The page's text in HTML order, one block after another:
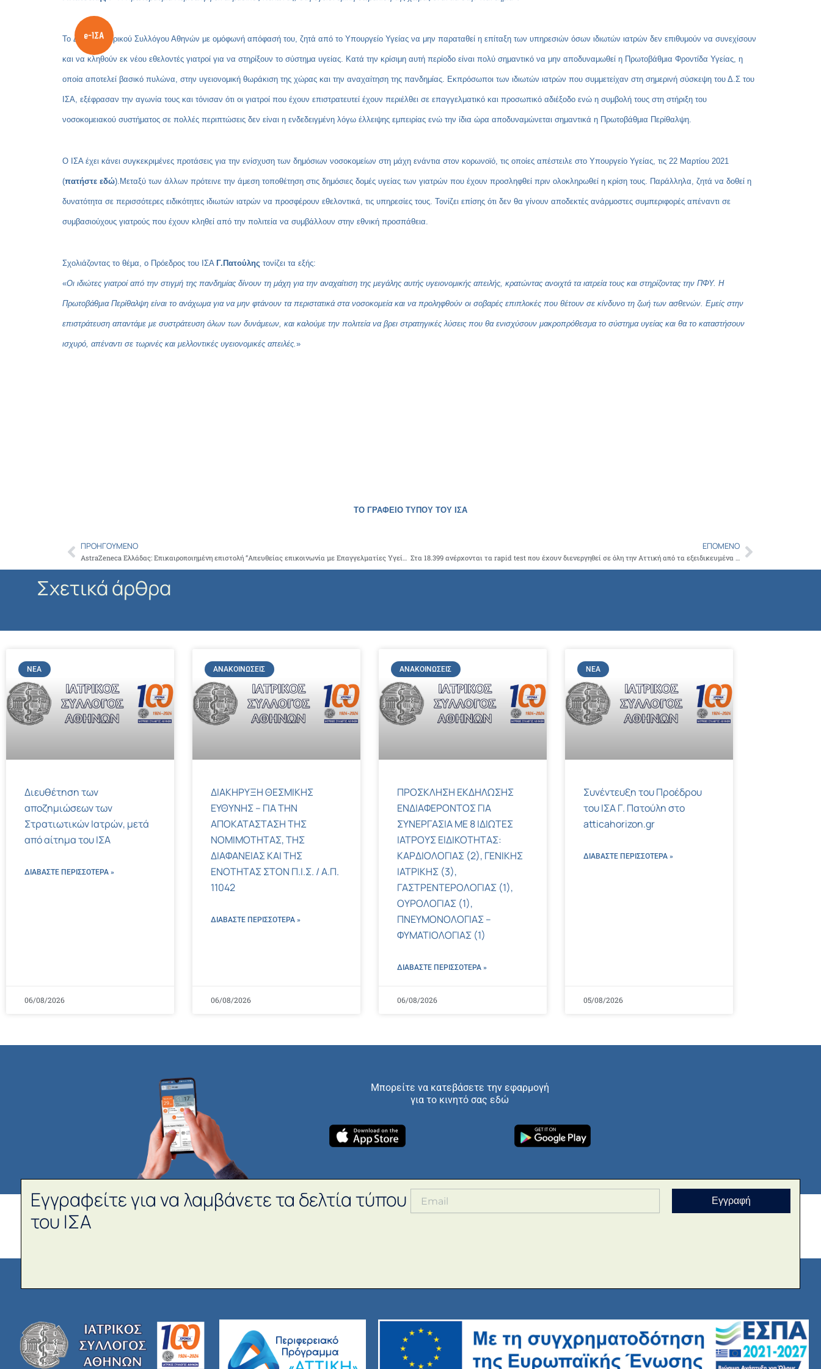
To Δ.Σ του Ιατρικού Συλλόγου Αθηνών με ομόφωνή απόφασή του, ζητά από το Υπουργείο Υγείας να μην παραταθεί η επίταξη των υπηρεσιών όσων ιδιωτών ιατρών δεν επιθυμούν να συνεχίσουν
και να κληθούν εκ νέου εθελοντές γιατροί για να στηρίξουν το σύστημα υγείας. Κατά την κρίσιμη αυτή περίοδο είναι πολύ σημαντικό να μην αποδυναμωθεί η Πρωτοβάθμια Φροντίδα Υγείας, η
οποία αποτελεί βασικό πυλώνα, στην υγειονομική θωράκιση της χώρας και την αναχαίτηση της πανδημίας. Εκπρόσωποι των ιδιωτών ιατρών που συμμετείχαν στη σημερινή σύσκεψη του Δ.Σ του
ΙΣΑ, εξέφρασαν την αγωνία τους και τόνισαν ότι οι γιατροί που έχουν επιστρατευτεί έχουν περιέλθει σε επαγγελματικό και προσωπικό αδιέξοδο ενώ η συμβολή τους στη στήριξη του
νοσοκομειακού συστήματος σε πολλές περιπτώσεις δεν είναι η ενδεδειγμένη λόγω έλλειψης εμπειρίας ενώ την ίδια ώρα αποδυναμώνεται σημαντικά η Πρωτοβάθμια Περίθαλψη.
Ο ΙΣΑ έχει κάνει συγκεκριμένες προτάσεις για την ενίσχυση των δημόσιων νοσοκομείων στη μάχη ενάντια στον κορωνοϊό, τις οποίες απέστειλε στο Υπουργείο Υγείας, τις 22 Μαρτίου 2021
(πατήστε εδώ).Μεταξύ των άλλων πρότεινε την άμεση τοποθέτηση στις δημόσιες δομές υγείας των γιατρών που έχουν προσληφθεί πριν ολοκληρωθεί η κρίση τους. Παράλληλα, ζητά να δοθεί η
δυνατότητα σε περισσότερες ειδικότητες ιδιωτών ιατρών να προσφέρουν εθελοντικά, τις υπηρεσίες τους. Τονίζει επίσης ότι δεν θα γίνουν αποδεκτές ανάρμοστες συμπεριφορές απέναντι σε
συμβασιούχους γιατρούς που έχουν κληθεί από την πολιτεία να συμβάλλουν στην εθνική προσπάθεια.
Σχολιάζοντας το θέμα, ο Πρόεδρος του ΙΣΑ Γ.Πατούλης τονίζει τα εξής:
«Οι ιδιώτες γιατροί από την στιγμή της πανδημίας δίνουν τη μάχη για την αναχαίτιση της μεγάλης αυτής υγειονομικής απειλής, κρατώντας ανοιχτά τα ιατρεία τους και στηρίζοντας την ΠΦΥ. Η
Πρωτοβάθμια Περίθαλψη είναι το ανάχωμα για να μην φτάνουν τα περιστατικά στα νοσοκομεία και να προληφθούν οι σοβαρές επιπλοκές που θέτουν σε κίνδυνο τη ζωή των ασθενών. Εμείς στην
επιστράτευση απαντάμε με συστράτευση όλων των δυνάμεων, και καλούμε την πολιτεία να βρει στρατηγικές λύσεις που θα ενισχύσουν μακροπρόθεσμα το σύστημα υγείας και θα το καταστήσουν
ισχυρό, απέναντι σε τωρινές και μελλοντικές υγειονομικές απειλές.»
ΤΟ ΓΡΑΦΕΙΟ ΤΥΠΟΥ ΤΟΥ ΙΣΑ
Prev
ΠΡΟΗΓΟΎΜΕΝΟ
AstraZeneca Ελλάδας: Επικαιροποιημένη επιστολή “Απευθείας επικοινωνία με Επαγγελματίες Υγείας” σχετικά με σύνδεση μεταξύ του εμβολίου κατά της COVID-19 της AstraZeneca, Vaxzevria, και της εμφάνισης θρόμβωσης σε συνδυασμό με θρομβοπενία
ΕΠΌΜΕΝΟ
Στα 18.399 ανέρχονται τα rapid test που έχουν διενεργηθεί σε όλη την Αττική από τα εξειδικευμένα κλιμάκια Ιατρών και Νοσηλευτών του ΙΣΑ και της Περιφέρειας ΑττικήςNext
Σχετικά άρθρα
ΝΈΑ
Διευθέτηση των
αποζημιώσεων των
Στρατιωτικών Ιατρών, μετά
από αίτημα του ΙΣΑ
ΔΙΑΒΑΣΤΕ ΠΕΡΙΣΣΌΤΕΡΑ »
06/08/2026
ΑΝΑΚΟΙΝΏΣΕΙΣ
ΔΙΑΚΗΡΥΞΗ ΘΕΣΜΙΚΗΣ
ΕΥΘΥΝΗΣ – ΓΙΑ ΤΗΝ
ΑΠΟΚΑΤΑΣΤΑΣΗ ΤΗΣ
ΝΟΜΙΜΟΤΗΤΑΣ, ΤΗΣ
ΔΙΑΦΑΝΕΙΑΣ ΚΑΙ ΤΗΣ
ΕΝΟΤΗΤΑΣ ΣΤΟΝ Π.Ι.Σ. / Α.Π.
11042
ΔΙΑΒΑΣΤΕ ΠΕΡΙΣΣΌΤΕΡΑ »
06/08/2026
ΑΝΑΚΟΙΝΏΣΕΙΣ
ΠΡΟΣΚΛΗΣΗ ΕΚΔΗΛΩΣΗΣ
ΕΝΔΙΑΦΕΡΟΝΤΟΣ ΓΙΑ
ΣΥΝΕΡΓΑΣΙΑ ΜΕ 8 ΙΔΙΩΤΕΣ
ΙΑΤΡΟΥΣ ΕΙΔΙΚΟΤΗΤΑΣ:
ΚΑΡΔΙΟΛΟΓΙΑΣ (2), ΓΕΝΙΚΗΣ
ΙΑΤΡΙΚΗΣ (3),
ΓΑΣΤΡΕΝΤΕΡΟΛΟΓΙΑΣ (1),
ΟΥΡΟΛΟΓΙΑΣ (1),
ΠΝΕΥΜΟΝΟΛΟΓΙΑΣ –
ΦΥΜΑΤΙΟΛΟΓΙΑΣ (1)
ΔΙΑΒΑΣΤΕ ΠΕΡΙΣΣΌΤΕΡΑ »
06/08/2026
ΝΈΑ
Συνέντευξη του Προέδρου
του ΙΣΑ Γ. Πατούλη στο
atticahorizon.gr
ΔΙΑΒΑΣΤΕ ΠΕΡΙΣΣΌΤΕΡΑ »
05/08/2026
Μπορείτε να κατεβάσετε την εφαρμογή
για το κινητό σας εδώ
Εγγραφείτε για να λαμβάνετε τα δελτία τύπου
του ΙΣΑ
Εγγραφή